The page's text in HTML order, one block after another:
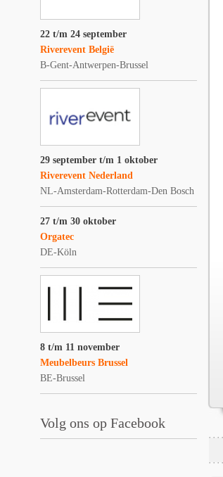
22 t/m 24 september
Riverevent België
B-Gent-Antwerpen-Brussel
29 september t/m 1 oktober
Riverevent Nederland
NL-Amsterdam-Rotterdam-Den Bosch
27 t/m 30 oktober
Orgatec
DE-Köln
8 t/m 11 november
Meubelbeurs Brussel
BE-Brussel
Volg ons op Facebook